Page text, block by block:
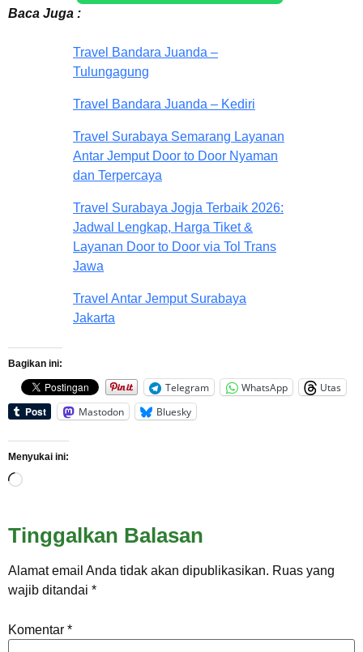
Baca Juga :
Travel Bandara Juanda –
Tulungagung
Travel Bandara Juanda – Kediri
Travel Surabaya Semarang Layanan
Antar Jemput Door to Door Nyaman
dan Terpercaya
Travel Surabaya Jogja Terbaik 2026:
Jadwal Lengkap, Harga Tiket &
Layanan Door to Door via Tol Trans
Jawa
Travel Antar Jemput Surabaya
Jakarta
Bagikan ini:
Telegram WhatsApp
Utas
Mastodon
Bluesky
Menyukai ini:
Tinggalkan Balasan
Alamat email Anda tidak akan dipublikasikan. Ruas yang
wajib ditandai *
Komentar *